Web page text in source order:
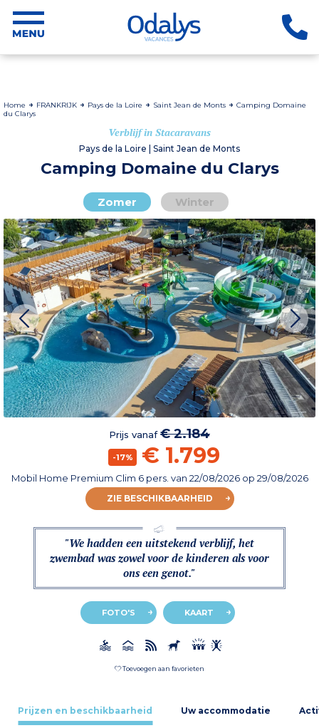
Home FRANKRIJK Pays de la Loire Saint Jean de Monts
Camping Domaine
du Clarys
Verblijf in Stacaravans
Pays de la Loire | Saint Jean de Monts
Camping Domaine du Clarys
Zomer Winter
Prijs vanaf€ 2.184
-17% € 1.799
Mobil Home Premium Clim 6 pers. van 22/08/2026op 29/08/2026
ZIE BESCHIKBAARHEID
"We hadden een uitstekend verblijf, het
zwembad was zowel voor de kinderen als voor
ons een genot."
FOTO'S KAART
Toevoegen aan favorieten
Prijzen en beschikbaarheid Uw accommodatie